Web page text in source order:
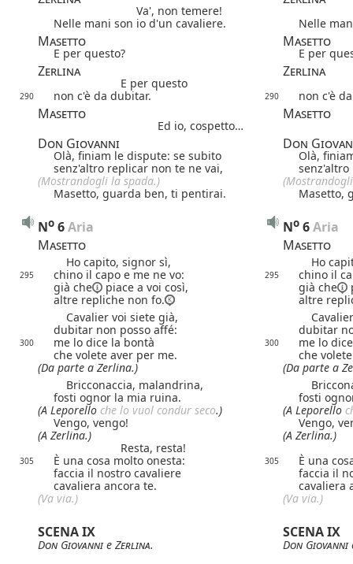
Va', non temere!
Nelle mani son io d'un cavaliere.
Nelle
Masetto Masetto
E per questo? E per
Zerlina Zerlina
E per questo
290 non c'è da dubitar. 290 non c'è
Masetto Masetto
Ed io, cospetto…
Don Giovanni Don
Olà, finiam le dispute: se subito
Olà,
senz'altro replicar non te ne vai,
(Mostrandogli la spada.)
Masetto, guarda ben, ti pentirai.
Masetto,
No 6 Aria No 6 Aria
Masetto
Masetto
Ho capito, signor sì, Ho
295 chino il capo e me ne vo: 295
chino il
già che
piace a voi così, già che
altre repliche non fo.
altre
Cavalier voi siete già,
dubitar non posso affé:
dubitar
300 me lo dice la bontà 300
me lo
che volete aver per me.
che
(Da parte a Zerlina.)
(Da parte a
Bricconaccia, malandrina,
fosti ognor la mia ruina.
fosti
(A Leporello che lo vuol condur seco.) (A Leporello
Vengo, vengo!
Vengo,
(A Zerlina.)
(A Zerlina.)
Resta, resta!
305 È una cosa molto onesta: 305
È una
faccia il nostro cavaliere
faccia il
cavaliera ancora te.
cavaliera
(Va via.) (Va via.)
SCENA IX SCENA IX
Don Giovannie Zerlina. Don Giovanni